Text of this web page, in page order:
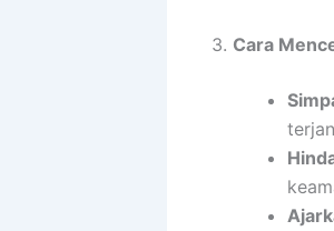
3. Cara